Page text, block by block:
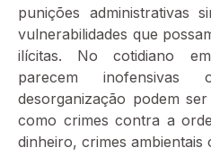
punições administrativas
vulnerabilidades que
ilícitas. No cotidiano
parecem
desorganização podem
como crimes contra a
dinheiro, crimes